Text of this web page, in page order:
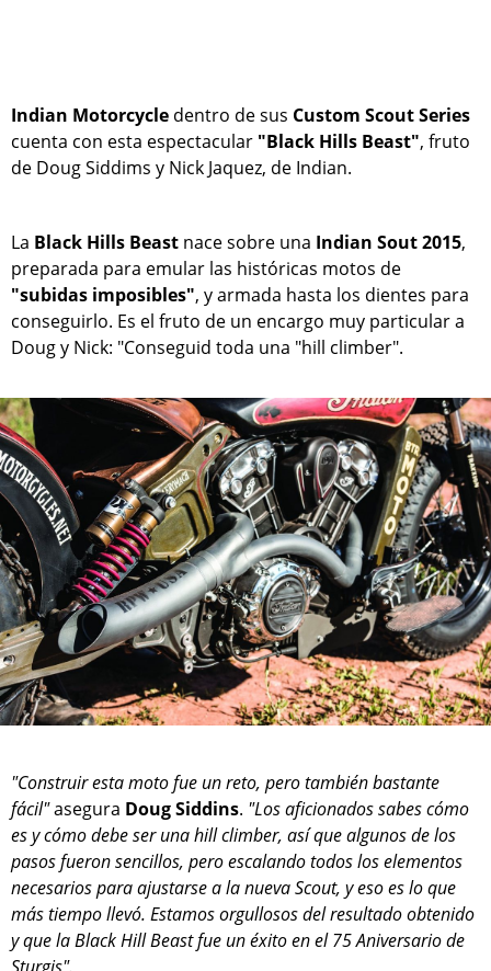
Indian Motorcycle dentro de sus Custom Scout Series
cuenta con esta espectacular "Black Hills Beast", fruto
de Doug Siddims y Nick Jaquez, de Indian.
La Black Hills Beast nace sobre una Indian Sout 2015,
preparada para emular las históricas motos de
"subidas imposibles", y armada hasta los dientes para
conseguirlo. Es el fruto de un encargo muy particular a
Doug y Nick: "Conseguid toda una "hill climber".
"Construir esta moto fue un reto, pero también bastante
fácil"asegura Doug Siddins. "Los aficionados sabes cómo
es y cómo debe ser una hill climber, así que algunos de los
pasos fueron sencillos, pero escalando todos los elementos
necesarios para ajustarse a la nueva Scout, y eso es lo que
más tiempo llevó. Estamos orgullosos del resultado obtenido
y que la Black Hill Beast fue un éxito en el 75 Aniversario de